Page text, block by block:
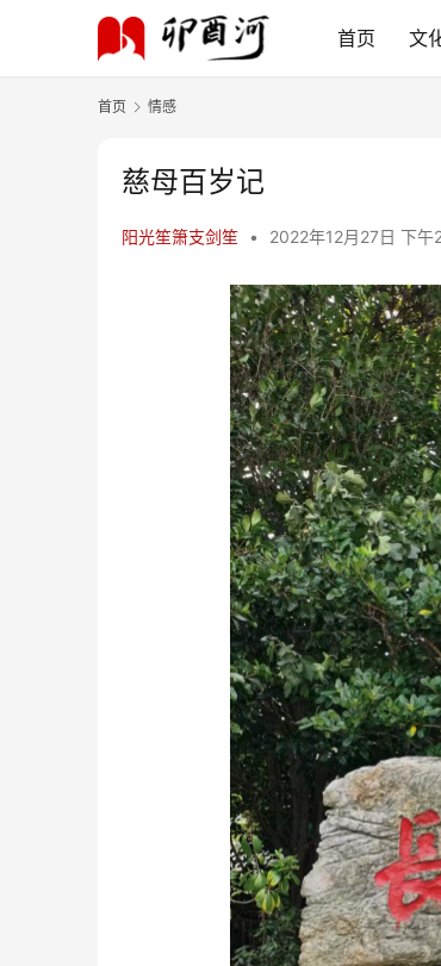
首页 文
首页 情感
慈母百岁记
阳光笙箫支剑笙 • 2022年12月27日 下午